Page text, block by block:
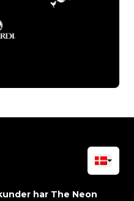
har The Neon